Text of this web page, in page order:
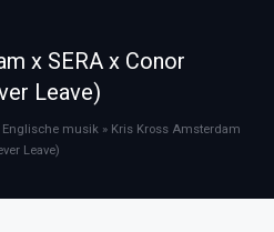
x SERA x Conor
Leave)
Englische musik » Kris Kross Amsterdam
Leave)